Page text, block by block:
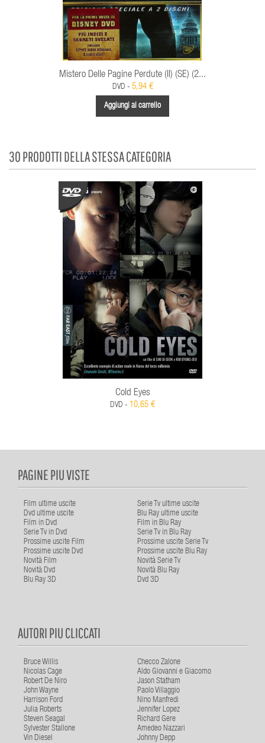
Mistero Delle Pagine Perdute (Il) (SE) (2...
DVD - 5,94 €
Aggiungi al carrello
30 PRODOTTI DELLA STESSA CATEGORIA
Cold Eyes
DVD - 10,65 €
PAGINE PIU VISTE
Film ultime uscite
Serie Tv ultime uscite
Dvd ultime uscite
Blu Ray ultime uscite
Film in Dvd
Film in Blu Ray
Serie Tv in Dvd
Serie Tv in Blu Ray
Prossime uscite Film
Prossime uscite Serie Tv
Prossime uscite Dvd
Prossime uscite Blu Ray
Novità Film
Novità Serie Tv
Novità Dvd
Novità Blu Ray
Blu Ray 3D
Dvd 3D
AUTORI PIU CLICCATI
Bruce Willis
Checco Zalone
Nicolas Cage
Aldo Giovanni e Giacomo
Robert De Niro
Jason Statham
John Wayne
Paolo Villaggio
Harrison Ford
Nino Manfredi
Julia Roberts
Jennifer Lopez
Steven Seagal
Richard Gere
Sylvester Stallone
Amedeo Nazzari
Vin Diesel
Johnny Depp